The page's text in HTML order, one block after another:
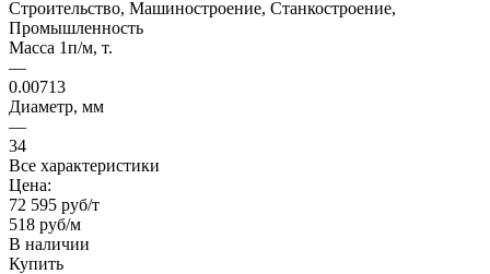
Строительство, Машиностроение, Станкостроение,
Промышленность
Масса 1п/м, т.
—
0.00713
Диаметр, мм
—
34
Все характеристики
Цена:
72 595 руб/т
518 руб/м
В наличии
Купить